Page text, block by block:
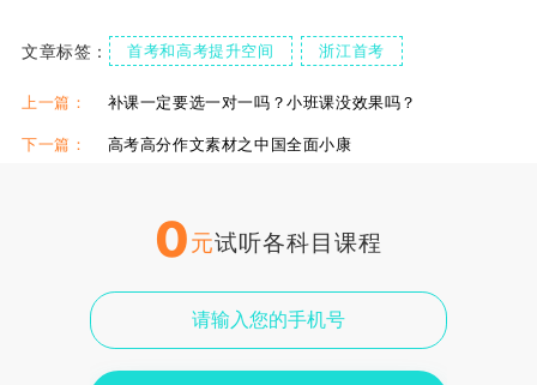
文章标签： 首考和高考提升空间 浙江首考
上一篇： 补课一定要选一对一吗？小班课没效果吗？
下一篇： 高考高分作文素材之中国全面小康
0元试听各科目课程